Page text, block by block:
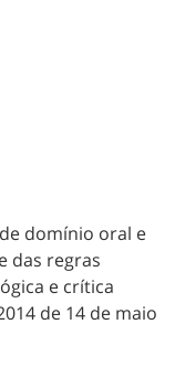
domínio oral e
das regras
e crítica
de 14 de maio